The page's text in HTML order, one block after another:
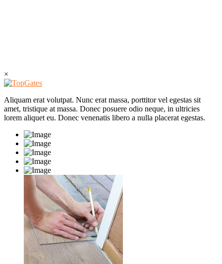
×
Aliquam erat volutpat. Nunc erat massa, porttitor vel egestas sit
amet, tristique at massa. Donec posuere odio neque, in ultricies
lorem aliquet eu. Donec venenatis libero a nulla placerat egestas.